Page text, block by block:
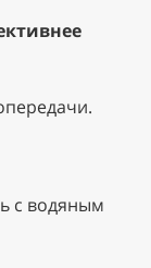
с водяным